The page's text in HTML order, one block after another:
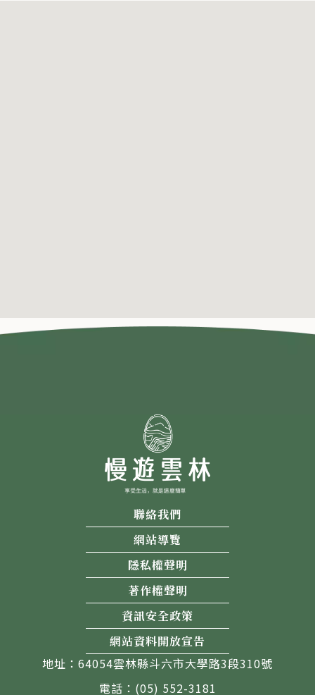
聯絡我們
網站導覽
隱私權聲明
著作權聲明
資訊安全政策
網站資料開放宣告
地址：64054雲林縣斗六市大學路3段310號
電話：(05) 552-3181